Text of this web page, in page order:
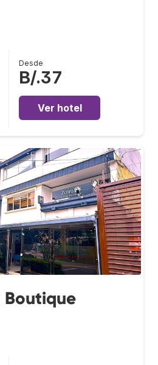
Desde
B/.37
Ver hotel
Boutique